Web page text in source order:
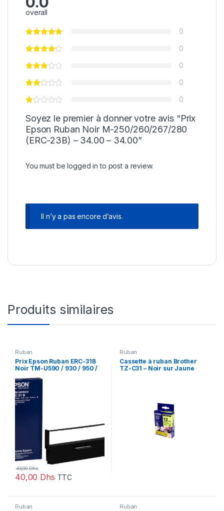
overall
0
0
0
0
0
Soyez le premier à donner votre avis “Prix
Epson Ruban Noir M-250/260/267/280
(ERC-23B) – 34.00 – 34.00”
You must belogged in to post a review.
Il n’y a pas encore d’avis.
Produits similaires
Ruban
Prix Epson Ruban ERC-31B
Noir TM-U590 / 930 / 950 /
43.00 – 43.00
40,00 Dhs
43,00Dhs
TTC
Ruban
Cassette à ruban Brother
TZ-C31 – Noir sur Jaune
Ruban Ruban